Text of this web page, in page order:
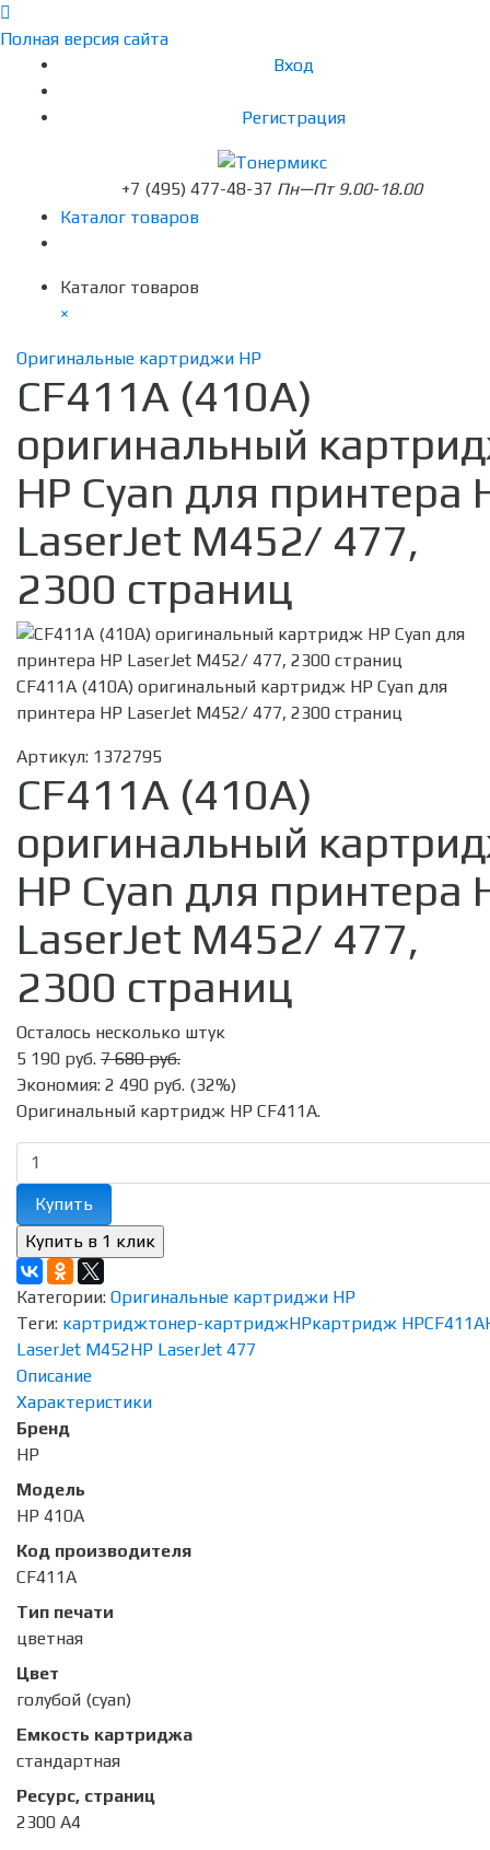
Полная версия сайта
Вход
Регистрация
+7 (495) 477-48-37 Пн—Пт 9.00-18.00
Каталог товаров
Каталог товаров
×
Оригинальные картриджи HP
CF411A (410A)
оригинальный
HP Cyan для принтера
LaserJet M452/ 477,
2300 страниц
CF411A (410A) оригинальный картридж HP Cyan для
принтера HP LaserJet M452/ 477, 2300 страниц
Артикул: 1372795
CF411A (410A)
оригинальный
HP Cyan для принтера
LaserJet M452/ 477,
2300 страниц
Осталось несколько штук
5 190 руб. 7 680 руб.
Экономия: 2 490 руб. (32%)
Оригинальный картридж HP CF411A.
Купить
Категории: Оригинальные картриджи HP
Теги: картриджтонер-картриджHPкартридж HPCF411A
LaserJet M452HP LaserJet 477
Описание
Характеристики
Бренд
HP
Модель
HP 410A
Код производителя
CF411A
Тип печати
цветная
Цвет
голубой (cyan)
Емкость картриджа
стандартная
Ресурс, страниц
2300 A4